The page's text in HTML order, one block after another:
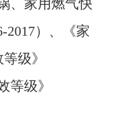
、家用燃气快
2017）、《家
级》
等级》